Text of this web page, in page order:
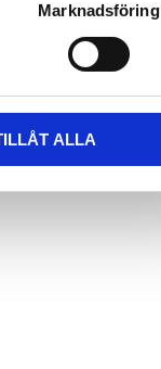
Marknadsföring
ALLA
omdöme.